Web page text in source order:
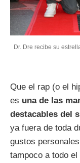
Dr. Dre recibe su
Que el rap (o el
es una de las
destacables del
ya fuera de toda
gustos
tampoco a todo